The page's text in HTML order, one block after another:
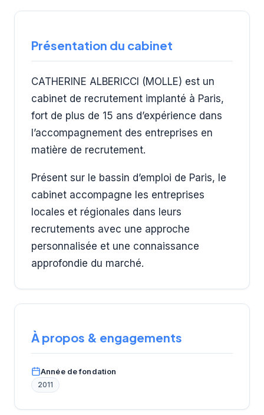
Présentation du cabinet
CATHERINE ALBERICCI (MOLLE) est un
cabinet de recrutement implanté à Paris,
fort de plus de 15 ans d’expérience dans
l’accompagnement des entreprises en
matière de recrutement.
Présent sur le bassin d’emploi de Paris, le
cabinet accompagne les entreprises
locales et régionales dans leurs
recrutements avec une approche
personnalisée et une connaissance
approfondie du marché.
À propos & engagements
Année de fondation
2011